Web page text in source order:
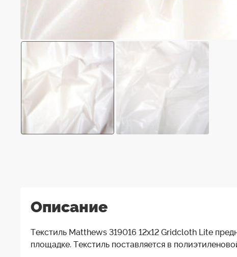
Описание
Текстиль Matthews 319016 12x12 Gridcloth Lite
площадке. Текстиль поставляется в